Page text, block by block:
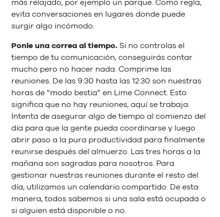
más relajado, por ejemplo un parque. Como regla,
evita conversaciones en lugares donde puede
surgir algo incómodo.
Ponle una correa al tiempo. Si no controlas el
tiempo de tu comunicación, conseguirás contar
mucho pero no hacer nada. Comprime las
reuniones. De las 9:30 hasta las 12:30 son nuestras
horas de “modo bestia” en Lime Connect. Esto
significa que no hay reuniones, aquí se trabaja.
Intenta de asegurar algo de tiempo al comienzo del
día para que la gente pueda coordinarse y luego
abrir paso a la pura productividad para finalmente
reunirse después del almuerzo. Las tres horas a la
mañana son sagradas para nosotros. Para
gestionar nuestras reuniones durante el resto del
día, utilizamos un calendario compartido. De esta
manera, todos sabemos si una sala está ocupada o
si alguien está disponible o no.